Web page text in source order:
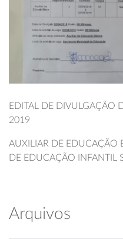
EDITAL DE DIVULGAÇÃO
2019
AUXILIAR DE EDUCAÇÃO
DE EDUCAÇÃO INFANTIL
Arquivos